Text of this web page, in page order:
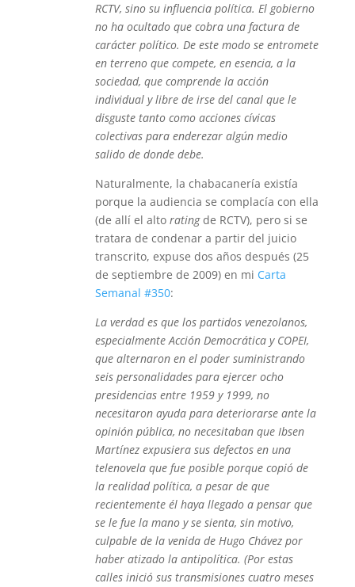
RCTV, sino su influencia política. El gobierno
no ha ocultado que cobra una factura de
carácter político. De este modo se entromete
en terreno que compete, en esencia, a la
sociedad, que comprende la acción
individual y libre de irse del canal que le
disguste tanto como acciones cívicas
colectivas para enderezar algún medio
salido de donde debe.
Naturalmente, la chabacanería existía
porque la audiencia se complacía con ella
(de allí el alto ratingde RCTV), pero si se
tratara de condenar a partir del juicio
transcrito, expuse dos años después (25
de septiembre de 2009) en mi Carta
Semanal #350:
La verdad es que los partidos venezolanos,
especialmente Acción Democrática y COPEI,
que alternaron en el poder suministrando
seis personalidades para ejercer ocho
presidencias entre 1959 y 1999, no
necesitaron ayuda para deteriorarse ante la
opinión pública, no necesitaban que Ibsen
Martínez expusiera sus defectos en una
telenovela que fue posible porque copió de
la realidad política, a pesar de que
recientemente él haya llegado a pensar que
se le fue la mano y se sienta, sin motivo,
culpable de la venida de Hugo Chávez por
haber atizado la antipolítica. (Por estas
calles inició sus transmisiones cuatro meses